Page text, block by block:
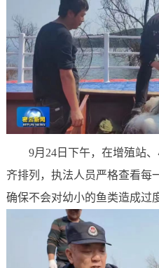
9月24日下午，在增殖站
齐排列，执法人员严格查看每
确保不会对幼小的鱼类造成过